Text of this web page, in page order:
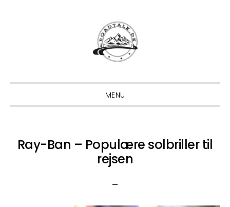
MENU
Ray-Ban – Populære solbriller til
rejsen